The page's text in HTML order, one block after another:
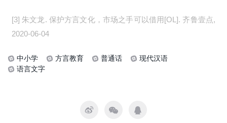
[3] 朱文龙. 保护方言文化，市场之手可以借用[OL]. 齐鲁壹点,
2020-06-04
中小学 方言教育 普通话
现代汉语
语言文字